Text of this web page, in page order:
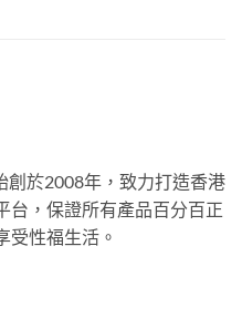
創於2008年，致力打造香港
台，保證所有產品百分百正
受性福生活。